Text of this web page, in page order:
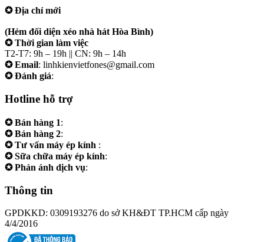
✪ Địa chỉ mới
(Hẻm đối diện xéo nhà hát Hòa Bình)
✪ Thời gian làm việc
T2-T7: 9h – 19h || CN: 9h – 14h
✪ Email: linhkienvietfones@gmail.com
✪ Đánh giá:
Hotline hỗ trợ
✪ Bán hàng 1:
✪ Bán hàng 2:
✪ Tư vấn máy ép kính :
✪ Sữa chữa máy ép kính:
✪ Phản ánh dịch vụ:
Thông tin
GPDKKD: 0309193276 do sở KH&ĐT TP.HCM cấp ngày
4/4/2016